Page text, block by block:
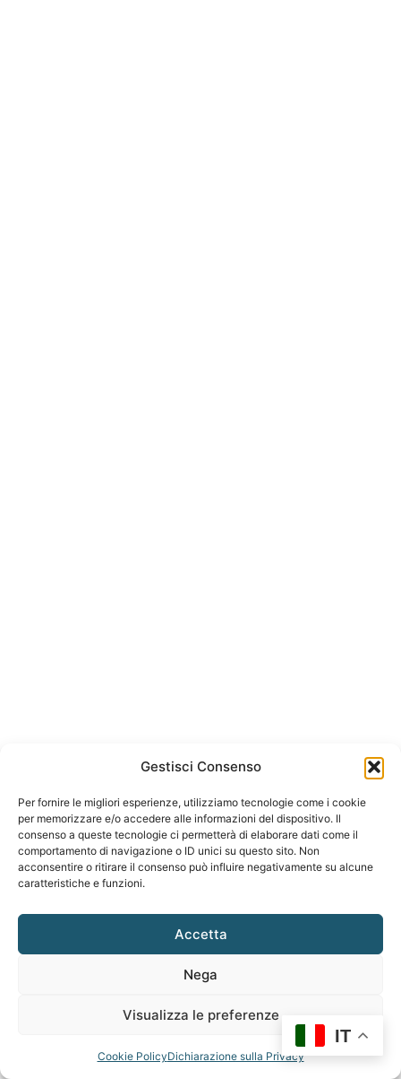
Gestisci Consenso
Per fornire le migliori esperienze, utilizziamo tecnologie come i cookie
per memorizzare e/o accedere alle informazioni del dispositivo. Il
consenso a queste tecnologie ci permetterà di elaborare dati come il
comportamento di navigazione o ID unici su questo sito. Non
acconsentire o ritirare il consenso può influire negativamente su alcune
caratteristiche e funzioni.
Accetta
Nega
Visualizza le preferenze
Cookie PolicyDichiarazione sulla Privacy
IT